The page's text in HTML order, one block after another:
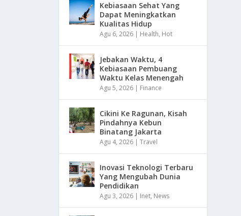
Kebiasaan Sehat Yang
Dapat Meningkatkan
Kualitas Hidup
Agu 6, 2026 | Health, Hot
Jebakan Waktu, 4
Kebiasaan Pembuang
Waktu Kelas Menengah
Agu 5, 2026 | Finance
Cikini Ke Ragunan, Kisah
Pindahnya Kebun
Binatang Jakarta
Agu 4, 2026 |Travel
Inovasi Teknologi Terbaru
Yang Mengubah Dunia
Pendidikan
Agu 3, 2026 | Inet, News